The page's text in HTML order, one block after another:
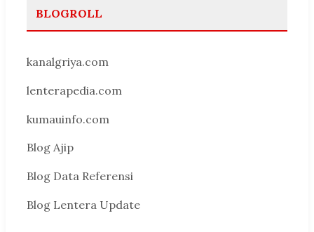
BLOGROLL
kanalgriya.com
lenterapedia.com
kumauinfo.com
Blog Ajip
Blog Data Referensi
Blog Lentera Update